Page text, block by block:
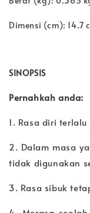
Dimensi (cm): 14.7
SINOPSIS
Pernahkah anda:
1. Rasa diri
2. Dalam masa
tidak digunakan
3. Rasa sibuk